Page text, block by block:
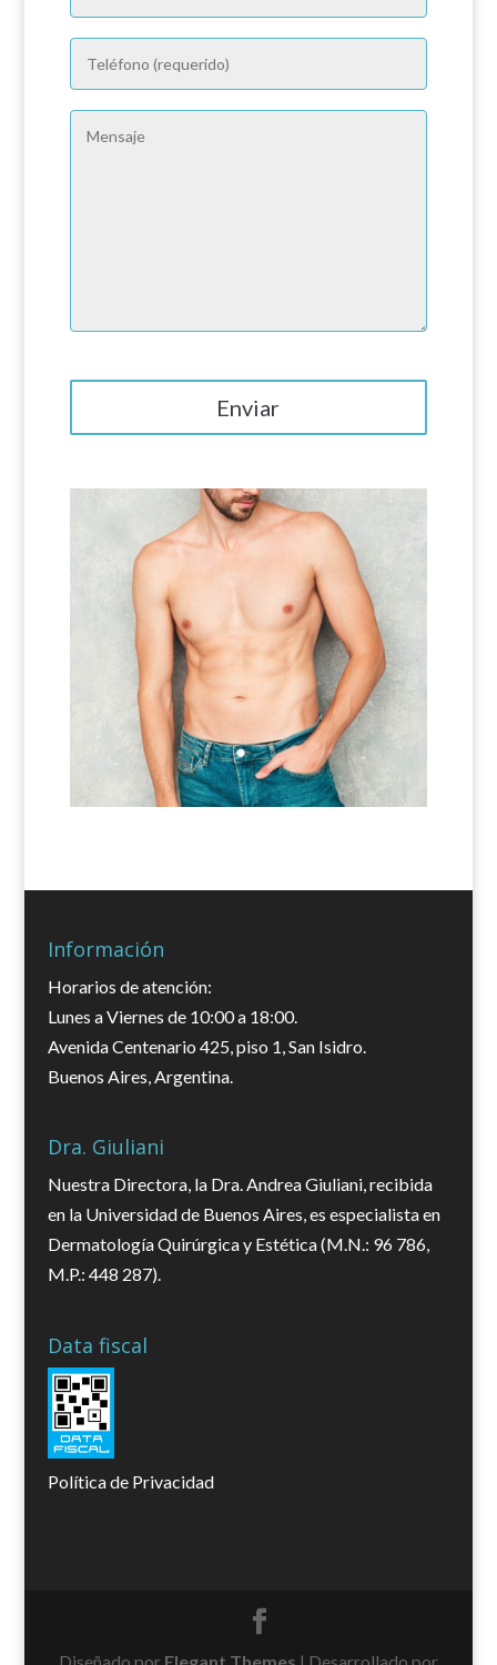
Información
Horarios de atención:
Lunes a Viernes de 10:00 a 18:00.
Avenida Centenario 425, piso 1, San Isidro.
Buenos Aires, Argentina.
Dra. Giuliani
Nuestra Directora, la Dra. Andrea Giuliani, recibida
en la Universidad de Buenos Aires, es especialista en
Dermatología Quirúrgica y Estética (M.N.: 96 786,
M.P.: 448 287).
Data fiscal
Política de Privacidad